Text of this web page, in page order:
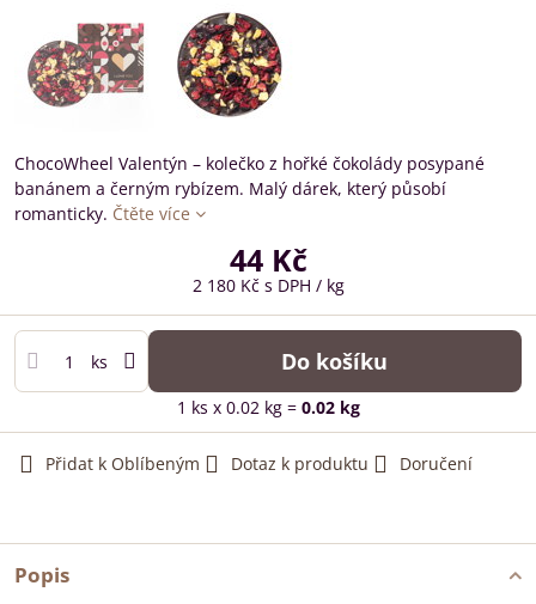
ChocoWheel Valentýn – kolečko z hořké čokolády posypané
banánem a černým rybízem. Malý dárek, který působí
romanticky. Čtěte více
44 Kč
2 180 Kč s DPH / kg
ks Do košíku
1 ks x 0.02 kg = 0.02kg
Přidat k Oblíbeným Dotaz k produktu Doručení
Popis